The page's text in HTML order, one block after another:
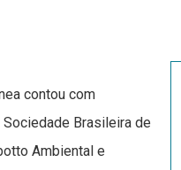
contou com
Sociedade Brasileira de
Ambiental e